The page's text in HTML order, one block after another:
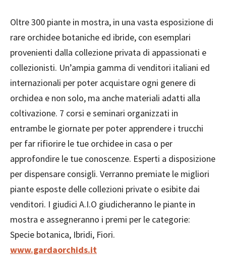
Oltre 300 piante in mostra, in una vasta esposizione di
rare orchidee botaniche ed ibride, con esemplari
provenienti dalla collezione privata di appassionati e
collezionisti. Un’ampia gamma di venditori italiani ed
internazionali per poter acquistare ogni genere di
orchidea e non solo, ma anche materiali adatti alla
coltivazione. 7 corsi e seminari organizzati in
entrambe le giornate per poter apprendere i trucchi
per far rifiorire le tue orchidee in casa o per
approfondire le tue conoscenze. Esperti a disposizione
per dispensare consigli. Verranno premiate le migliori
piante esposte delle collezioni private o esibite dai
venditori. I giudici A.I.O giudicheranno le piante in
mostra e assegneranno i premi per le categorie:
Specie botanica, Ibridi, Fiori.
www.gardaorchids.it